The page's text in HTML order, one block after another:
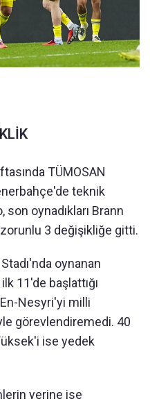
TÜMOSAN
teknik
oynadıkları Brann
3 değişikliğe gitti.
oynanan
11'de başlattığı
Nesyri'yi milli
görevlendiremedi. 40
ise yedek
yerine ise